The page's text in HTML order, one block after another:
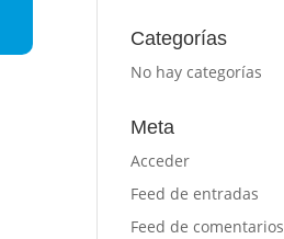
Categorías
No hay categorías
Meta
Acceder
Feed de entradas
Feed de comentarios